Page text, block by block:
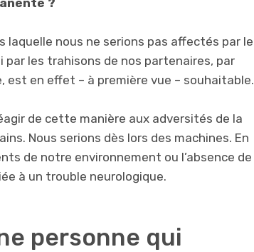
laquelle nous ne serions pas affectés par le
les trahisons de nos partenaires, par
en effet – à première vue – souhaitable.
de cette manière aux adversités de la
Nous serions dès lors des machines. En
de notre environnement ou l’absence de
à un trouble neurologique.
personne qui